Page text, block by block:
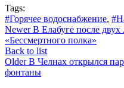
Tags:
#Горячее водоснабжение,
Newer В Елабуге после
«Бессмертного полка»
Back to list
Older В Челнах открылся
фонтаны